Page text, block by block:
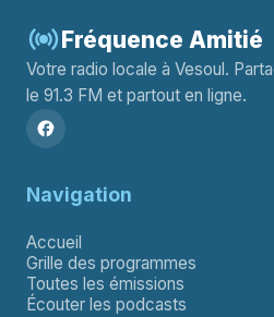
Fréquence Amitié
Votre radio locale à Vesoul.
le 91.3 FM et partout en ligne.
Navigation
Accueil
Grille des programmes
Toutes les émissions
Écouter les podcasts